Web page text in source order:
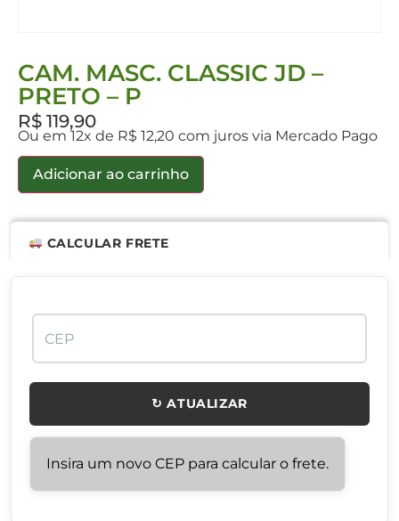
CAM. MASC. CLASSIC JD –
PRETO – P
R$ 119,90
Ou em 12x de R$ 12,20 com juros via Mercado Pago
Adicionar ao carrinho
CALCULAR FRETE
↻ ATUALIZAR
Insira um novo CEP para calcular o frete.